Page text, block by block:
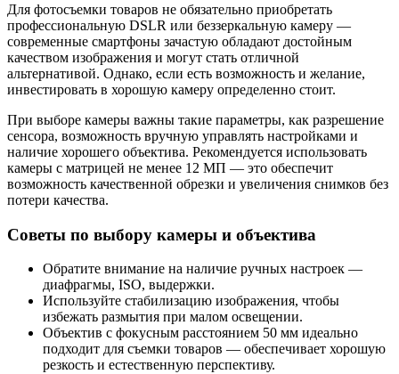
Для фотосъемки товаров не обязательно приобретать
профессиональную DSLR или беззеркальную камеру —
современные смартфоны зачастую обладают достойным
качеством изображения и могут стать отличной
альтернативой. Однако, если есть возможность и желание,
инвестировать в хорошую камеру определенно стоит.
При выборе камеры важны такие параметры, как разрешение
сенсора, возможность вручную управлять настройками и
наличие хорошего объектива. Рекомендуется использовать
камеры с матрицей не менее 12 МП — это обеспечит
возможность качественной обрезки и увеличения снимков без
потери качества.
Советы по выбору камеры и объектива
Обратите внимание на наличие ручных настроек —
диафрагмы, ISO, выдержки.
Используйте стабилизацию изображения, чтобы
избежать размытия при малом освещении.
Объектив с фокусным расстоянием 50 мм идеально
подходит для съемки товаров — обеспечивает хорошую
резкость и естественную перспективу.